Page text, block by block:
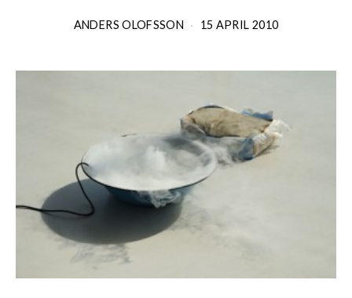
ANDERS OLOFSSON 15 APRIL 2010